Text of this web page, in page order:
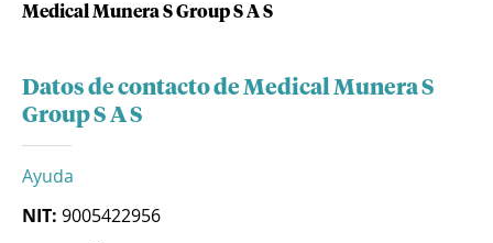
Medical Munera S Group S A S
Datos de contacto de Medical Munera S
Group S A S
Ayuda
NIT: 9005422956